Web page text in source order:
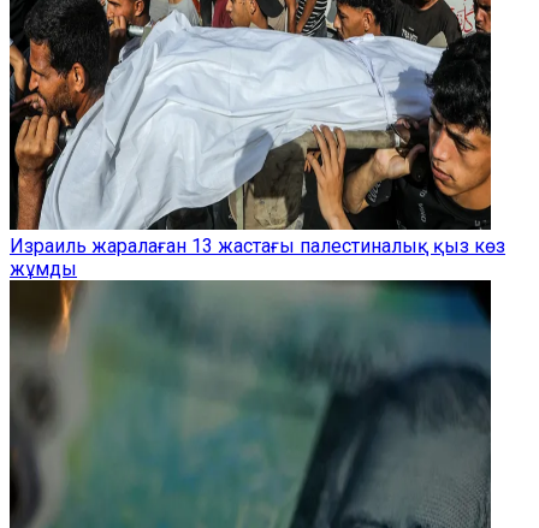
Израиль жаралаған 13 жастағы палестиналық қыз көз
жұмды